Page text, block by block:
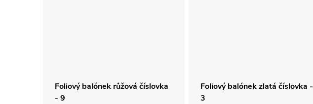
Foliový balónek růžová číslovka
- 9
Foliový balónek zlatá číslovka -
3